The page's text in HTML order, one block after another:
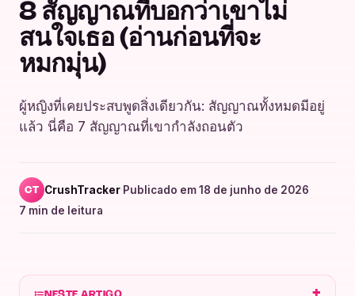
8 สัญญาณที่บอกว่าเขาไม่
สนใจเธอ (อ่านก่อนที่จะ
หมกมุ่น)
ผู้หญิงที่เคยประสบพูดสิ่งเดียวกัน: สัญญาณทั้งหมดมีอยู่
แล้ว นี่คือ 7 สัญญาณที่เขากำลังถอนตัว
CT CrushTracker·Publicado em 18 de junho de 2026·
7 min de leitura